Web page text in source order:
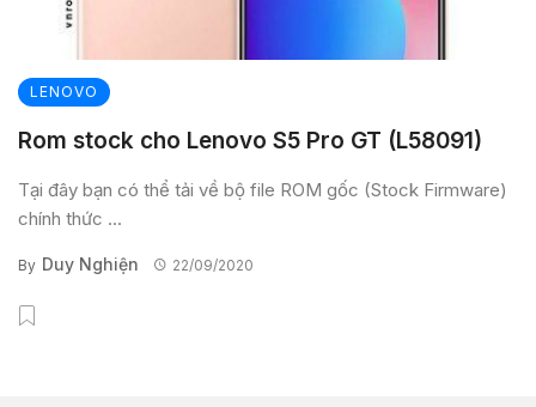
LENOVO
Rom stock cho Lenovo S5 Pro GT (L58091)
Tại đây bạn có thể tải về bộ file ROM gốc (Stock Firmware)
chính thức ...
By Duy Nghiện 22/09/2020